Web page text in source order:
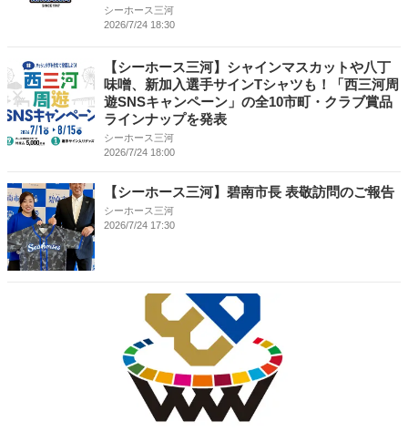
シーホース三河
2026/7/24 18:30
【シーホース三河】シャインマスカットや八丁
味噌、新加入選手サインTシャツも！「西三河周
遊SNSキャンペーン」の全10市町・クラブ賞品
ラインナップを発表
シーホース三河
2026/7/24 18:00
【シーホース三河】碧南市長 表敬訪問のご報告
シーホース三河
2026/7/24 17:30